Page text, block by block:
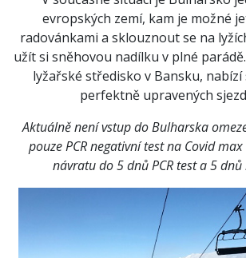
evropských zemí, kam je možné
radovánkami a sklouznout se na
užít si sněhovou nadílku v plné
lyžařské středisko v Bansku, nabízí
perfektně upravených
Aktuálně není vstup do Bulharska
pouze PCR negativní test na Covid
návratu do 5 dnů PCR test a 5